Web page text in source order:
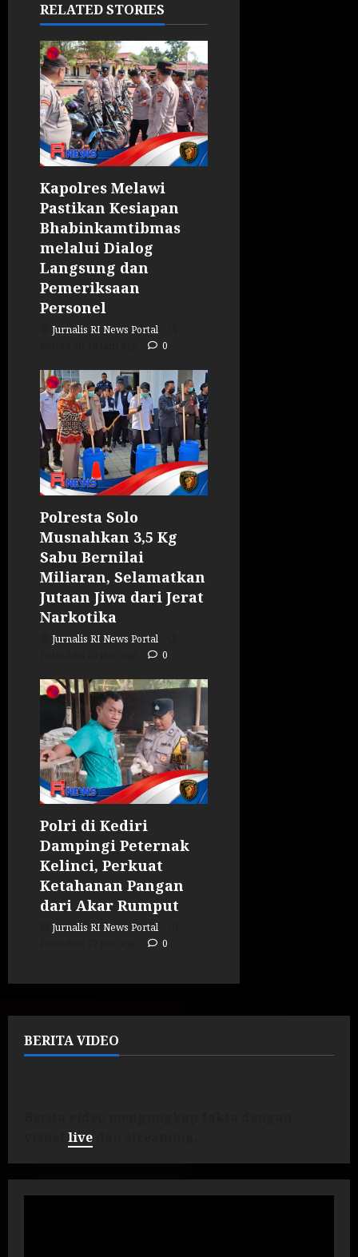
RELATED STORIES
Kapolres Melawi
Pastikan Kesiapan
Bhabinkamtibmas
melalui Dialog
Langsung dan
Pemeriksaan
Personel
Jurnalis RI News Portal
0
Polresta Solo
Musnahkan 3,5 Kg
Sabu Bernilai
Miliaran, Selamatkan
Jutaan Jiwa dari Jerat
Narkotika
Jurnalis RI News Portal
0
Polri di Kediri
Dampingi Peternak
Kelinci, Perkuat
Ketahanan Pangan
dari Akar Rumput
Jurnalis RI News Portal
0
BERITA VIDEO
live